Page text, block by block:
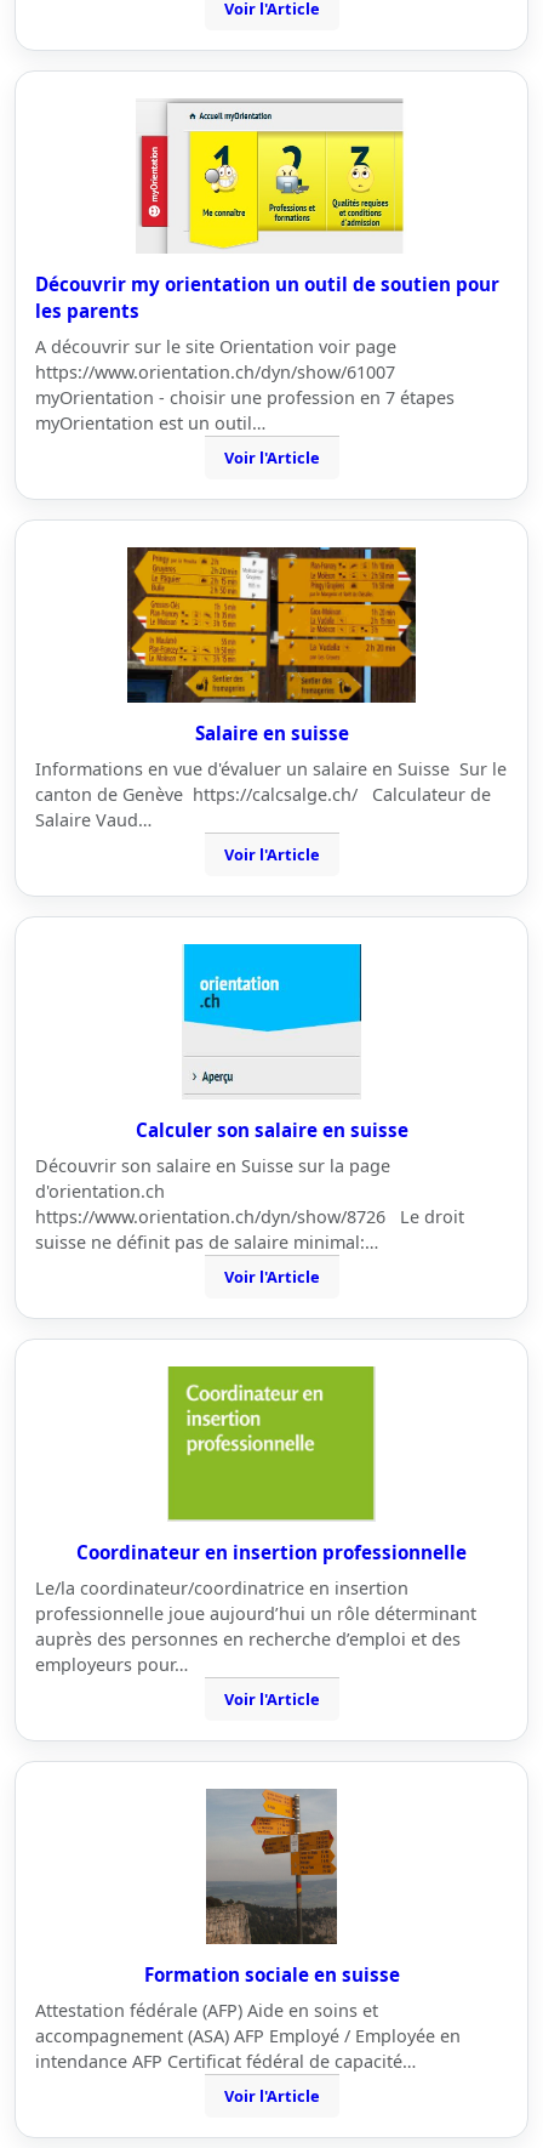
Voir l'Article
Découvrir my orientation un outil de soutien pour
les parents
A découvrir sur le site Orientation voir page
https://www.orientation.ch/dyn/show/61007
myOrientation - choisir une profession en 7 étapes
myOrientation est un outil…
Voir l'Article
Salaire en suisse
Informations en vue d'évaluer un salaire en Suisse Sur le
canton de Genève https://calcsalge.ch/ Calculateur de
Salaire Vaud…
Voir l'Article
Calculer son salaire en suisse
Découvrir son salaire en Suisse sur la page
d'orientation.ch
https://www.orientation.ch/dyn/show/8726 Le droit
suisse ne définit pas de salaire minimal:…
Voir l'Article
Coordinateur en insertion professionnelle
Le/la coordinateur/coordinatrice en insertion
professionnelle joue aujourd’hui un rôle déterminant
auprès des personnes en recherche d’emploi et des
employeurs pour…
Voir l'Article
Formation sociale en suisse
Attestation fédérale (AFP) Aide en soins et
accompagnement (ASA) AFP Employé / Employée en
intendance AFP Certificat fédéral de capacité…
Voir l'Article